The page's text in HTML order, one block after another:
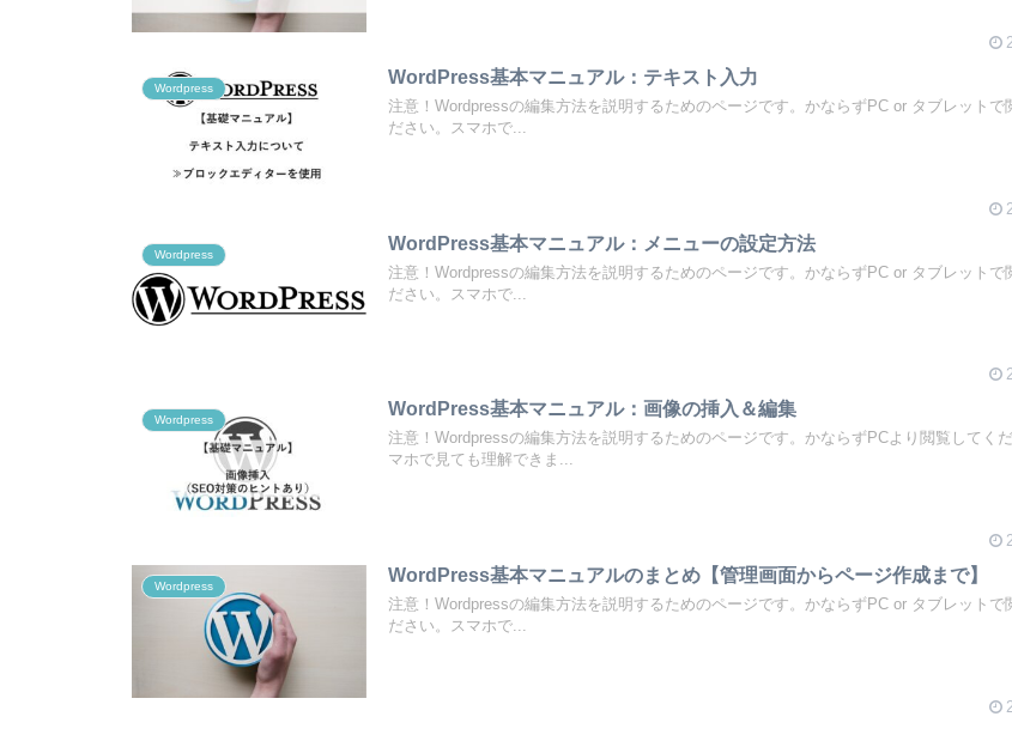
Wordpress
WordPress基本マニュアル：テキスト入力
注意！Wordpressの編集方法を説明するためのページです。かならずPC or タブレットで
ださい。スマホで...
Wordpress
WordPress基本マニュアル：メニューの設定方法
注意！Wordpressの編集方法を説明するためのページです。かならずPC or タブレットで
ださい。スマホで...
Wordpress
WordPress基本マニュアル：画像の挿入＆編集
注意！Wordpressの編集方法を説明するためのページです。かならずPCより閲覧してく
マホで見ても理解できま...
Wordpress
WordPress基本マニュアルのまとめ【管理画面からページ作成まで】
注意！Wordpressの編集方法を説明するためのページです。かならずPC or タブレットで
ださい。スマホで...